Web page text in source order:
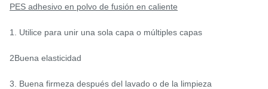
PES adhesivo en polvo de fusión en caliente
1. Utilice para unir una sola capa o múltiples capas
2Buena elasticidad
3. Buena firmeza después del lavado o de la limpieza